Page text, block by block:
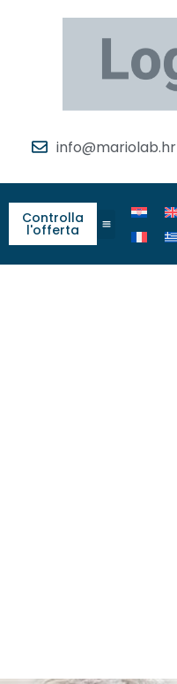
info@mariolab.hr
Controlla
l'offerta